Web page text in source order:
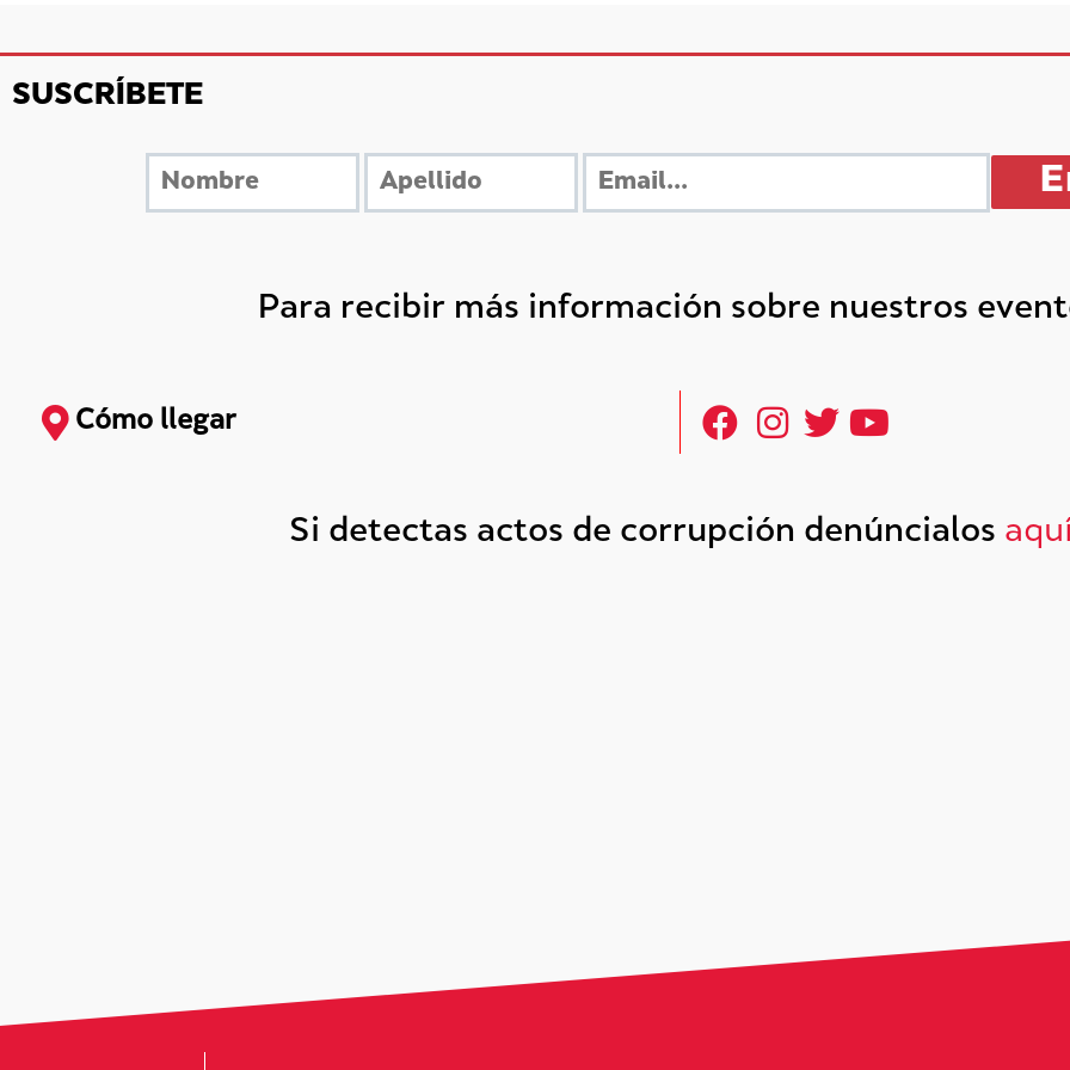
SUSCRÍBETE
Para recibir más información sobre nuestros
Cómo llegar
Si detectas actos de corrupción denúncialos aquí